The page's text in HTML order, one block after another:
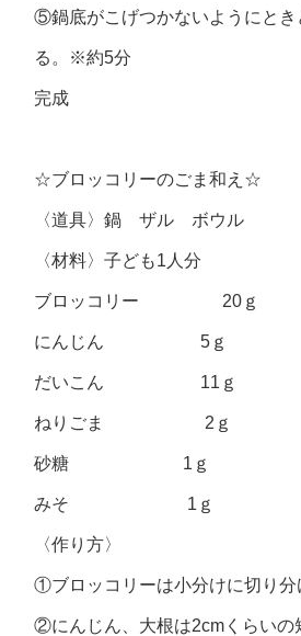
⑤鍋底がこげつかないようにとき
る。※約5分
完成
☆ブロッコリーのごま和え☆
〈道具〉鍋 ザル ボウル
〈材料〉子ども1人分
ブロッコリー 20ｇ
にんじん 5ｇ
だいこん 11ｇ
ねりごま 2ｇ
砂糖 1ｇ
みそ 1ｇ
〈作り方〉
①ブロッコリーは小分けに切り分
②にんじん、大根は2cmくらいの